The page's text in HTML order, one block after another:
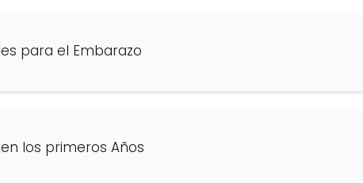
para el Embarazo
los primeros Años